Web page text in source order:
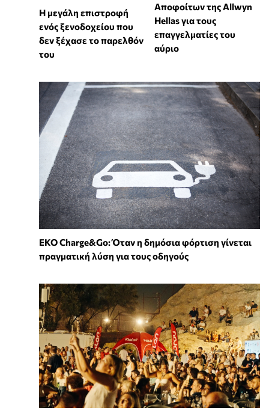
Η μεγάλη επιστροφή
ενός ξενοδοχείου που
δεν ξέχασε το παρελθόν
του
Αποφοίτων της Allwyn
Hellas για τους
επαγγελματίες του
αύριο
EKO Charge&Go: Όταν η δημόσια φόρτιση γίνεται
πραγματική λύση για τους οδηγούς